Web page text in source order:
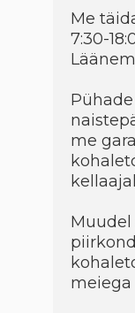
Me
7:30-
me
Muudel
meiega